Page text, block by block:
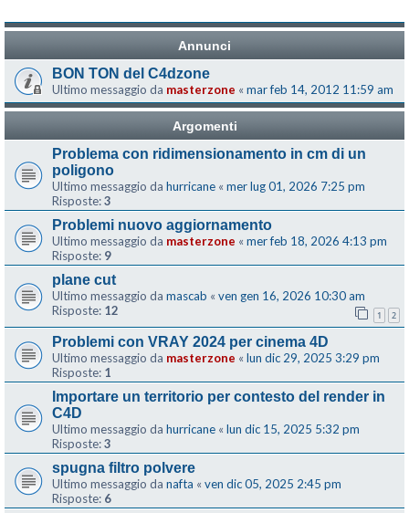
Annunci
BON TON del C4dzone
Ultimo messaggio da masterzone « mar feb 14, 2012 11:59 am
Argomenti
Problema con ridimensionamento in cm di un
poligono
Ultimo messaggio da hurricane « mer lug 01, 2026 7:25 pm
Risposte:3
Problemi nuovo aggiornamento
Ultimo messaggio da masterzone « mer feb 18, 2026 4:13 pm
Risposte: 9
plane cut
Ultimo messaggio da mascab « ven gen 16, 2026 10:30 am
Risposte: 12 1 2
Problemi con VRAY 2024 per cinema 4D
Ultimo messaggio da masterzone « lun dic 29, 2025 3:29 pm
Risposte: 1
Importare un territorio per contesto del render in
C4D
Ultimo messaggio da hurricane « lun dic 15, 2025 5:32 pm
Risposte:3
spugna filtro polvere
Ultimo messaggio da nafta « ven dic 05, 2025 2:45 pm
Risposte: 6